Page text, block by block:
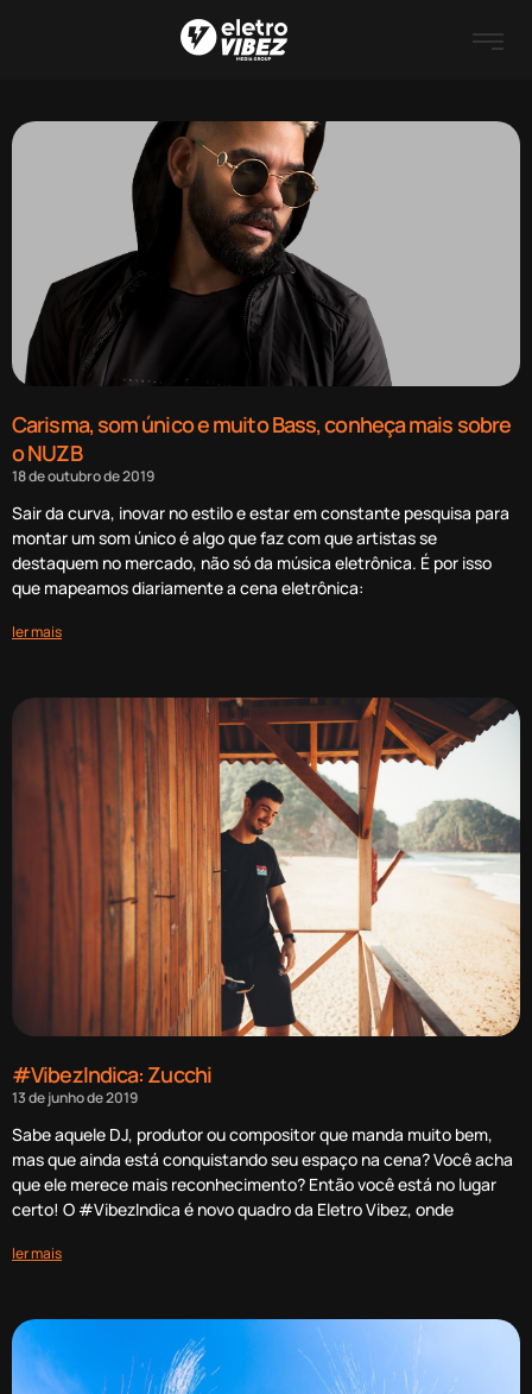
Carisma, som único e muito Bass, conheça mais sobre
o NUZB
18 de outubro de 2019
Sair da curva, inovar no estilo e estar em constante pesquisa para
montar um som único é algo que faz com que artistas se
destaquem no mercado, não só da música eletrônica. É por isso
que mapeamos diariamente a cena eletrônica:
ler mais
#VibezIndica: Zucchi
13 de junho de 2019
Sabe aquele DJ, produtor ou compositor que manda muito bem,
mas que ainda está conquistando seu espaço na cena? Você acha
que ele merece mais reconhecimento? Então você está no lugar
certo! O #VibezIndica é novo quadro da Eletro Vibez, onde
ler mais